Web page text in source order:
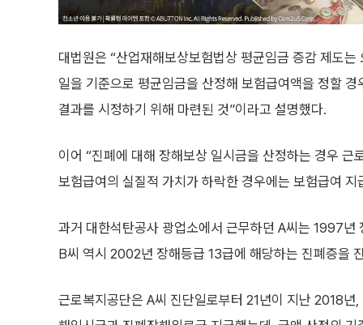
대법원은 “산업재해보상보험법상 평균임금 증감 제도
일을 기준으로 평균임금을 산정해 보험급여액을 정할
결과를 시정하기 위해 마련된 것”이라고 설명했다.
이어 “진폐에 대해 장해보상 일시금을 산정하는 경우
보험급여의 실질적 가치가 하락한 경우에는 보험급여
과거 대한석탄공사 광업소에서 근무하던 A씨는 1997년
B씨 역시 2002년 장해등급 13급에 해당하는 진폐증을
근로복지공단은 A씨 진단일로부터 21년이 지난 2018